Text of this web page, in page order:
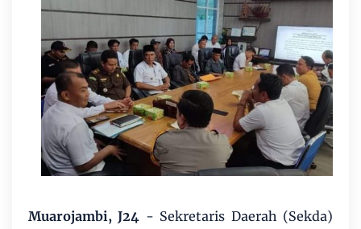
Muarojambi, J24 - Sekretaris Daerah (Sekda)